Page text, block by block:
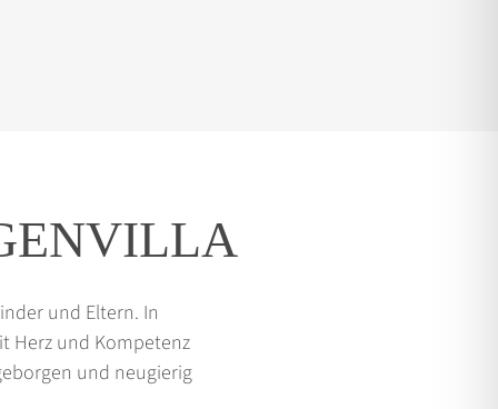
und Eltern. In
Herz und Kompetenz
und neugierig